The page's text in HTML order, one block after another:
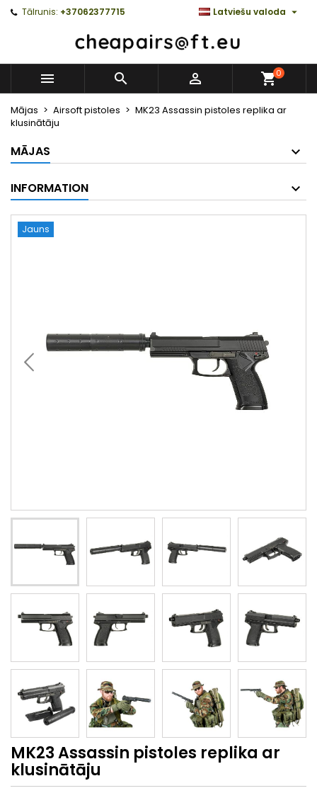
Tālrunis: +37062377715 Latviešu valoda 
   0
Mājas Airsoft pistoles
MK23 Assassin pistoles replika ar
klusinātāju
MĀJAS
INFORMATION
Jauns
MK23 Assassin pistoles replika ar
klusinātāju